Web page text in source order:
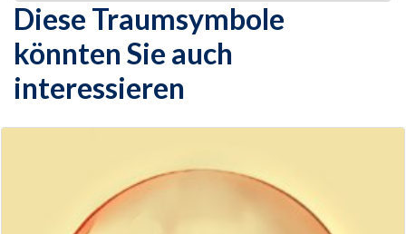
Diese Traumsymbole
könnten Sie auch
interessieren